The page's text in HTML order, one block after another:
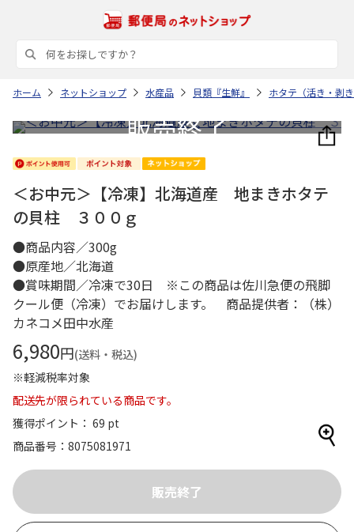
ホーム ネットショップ 水産品 貝類『生鮮』 ホタテ（活き・剥
＜お中元＞【冷凍】北海道産 地まきホタテ
の貝柱 ３００ｇ
●商品内容／300g
●原産地／北海道
●賞味期間／冷凍で30日 ※この商品は佐川急便の飛脚
クール便（冷凍）でお届けします。 商品提供者：（株）
カネコメ田中水産
6,980円(送料・税込)
※軽減税率対象
配送先が限られている商品です。
獲得ポイント： 69 pt
商品番号
8075081971